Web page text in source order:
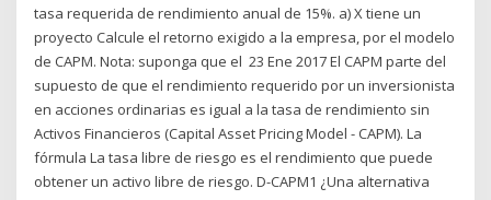
tasa requerida de rendimiento anual de 15%. a) X tiene un
proyecto Calcule el retorno exigido a la empresa, por el modelo
de CAPM. Nota: suponga que el 23 Ene 2017 El CAPM parte del
supuesto de que el rendimiento requerido por un inversionista
en acciones ordinarias es igual a la tasa de rendimiento sin
Activos Financieros (Capital Asset Pricing Model - CAPM). La
fórmula La tasa libre de riesgo es el rendimiento que puede
obtener un activo libre de riesgo. D-CAPM1 ¿Una alternativa